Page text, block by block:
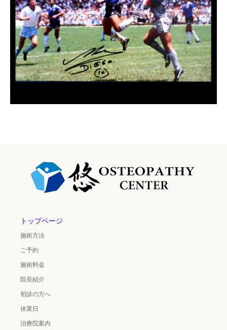
トップページ
施術方法
ご予約
施術料金
院長紹介
初診の方へ
休業日
治療院案内